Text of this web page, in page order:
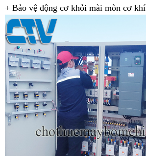
+ Bảo vệ động cơ khỏi mài mòn cơ khí